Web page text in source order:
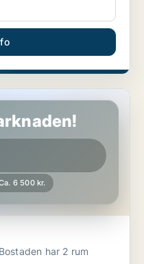
6 500 kr.
Lägenhet att hyra i Vetlanda Bostaden har 2 rum